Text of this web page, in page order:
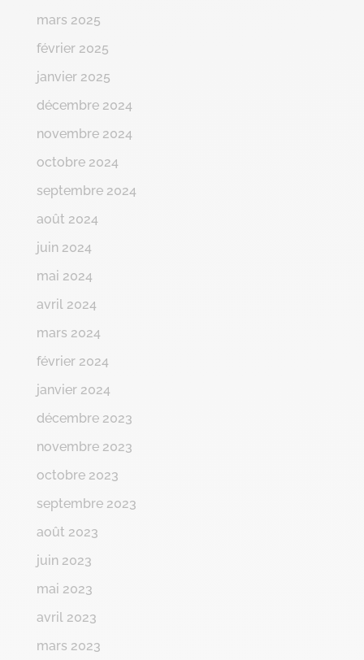
mars 2025
février 2025
janvier 2025
décembre 2024
novembre 2024
octobre 2024
septembre 2024
août 2024
juin 2024
mai 2024
avril 2024
mars 2024
février 2024
janvier 2024
décembre 2023
novembre 2023
octobre 2023
septembre 2023
août 2023
juin 2023
mai 2023
avril 2023
mars 2023